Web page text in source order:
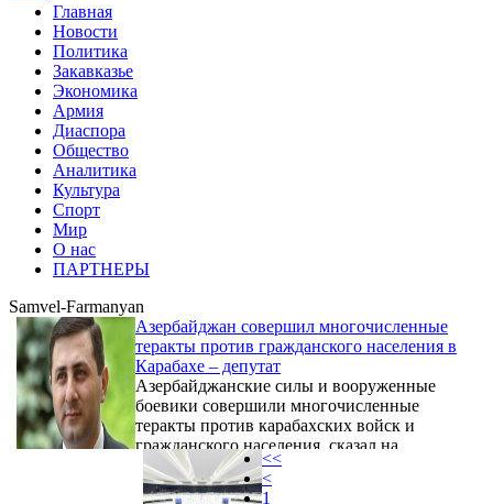
Главная
Новости
Политика
Закавказье
Экономика
Армия
Диаспора
Общество
Аналитика
Культура
Спорт
Мир
О нас
ПАРТНЕРЫ
Samvel-Farmanyan
Азербайджан совершил многочисленные
теракты против гражданского населения в
Карабахе – депутат
Азербайджанские силы и вооруженные
боевики совершили многочисленные
теракты против карабахских войск и
гражданского населения, сказал на
заседании весенней сессии ПАСЕ депутат
армянского парламент Самвел Фарманян.
<<
<
1